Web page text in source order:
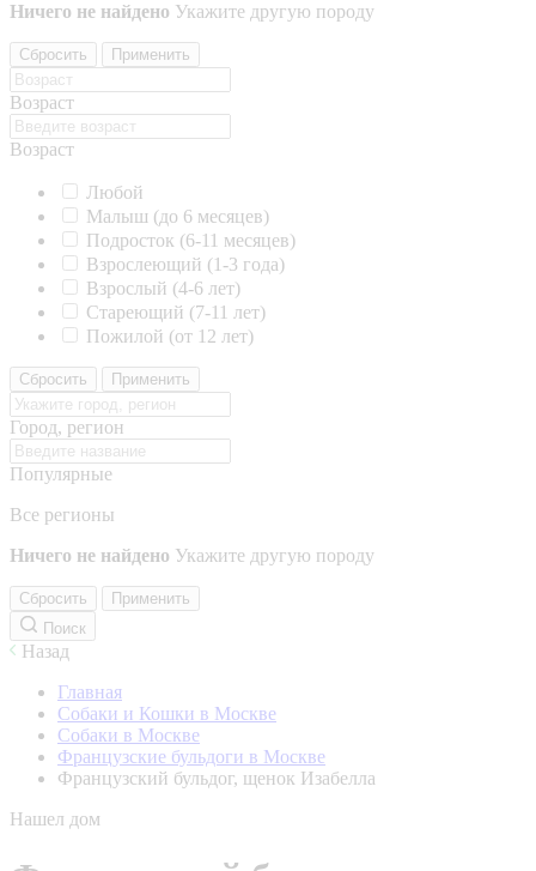
Ничего не найдено Укажите другую породу
Сбросить Применить
Возраст
Возраст
Любой
Малыш (до 6 месяцев)
Подросток (6-11 месяцев)
Взрослеющий (1-3 года)
Взрослый (4-6 лет)
Стареющий (7-11 лет)
Пожилой (от 12 лет)
Сбросить Применить
Город, регион
Популярные
Все регионы
Ничего не найдено Укажите другую породу
Сбросить
Применить
Поиск
Назад
Главная
Собаки и Кошки в Москве
Собаки в Москве
Французские бульдоги в Москве
Французский бульдог, щенок Изабелла
Нашел дом